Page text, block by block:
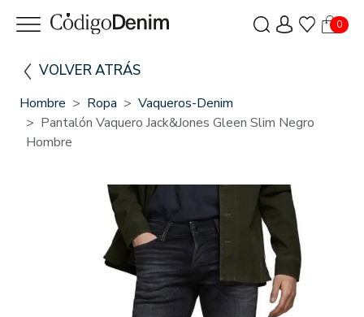
0
VOLVER ATRÁS
Hombre Ropa
Vaqueros-Denim
Pantalón Vaquero Jack&Jones Gleen Slim Negro
Hombre